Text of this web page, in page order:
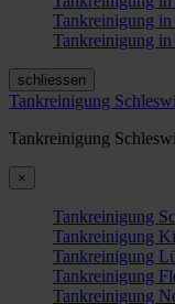
Tankreinigung
Tankreinigung
schliessen
Tankreinigung
Tankreinigung
×
Tankreinigung
Tankreinigung
Tankreinigung
Tankreinigung
Tankreinigung